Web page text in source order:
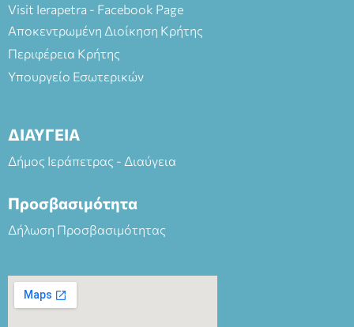
Visit Ierapetra - Facebook Page
Αποκεντρωμένη Διοίκηση Κρήτης
Περιφέρεια Κρήτης
Υπουργείο Εσωτερικών
ΔΙΑΥΓΕΙΑ
Δήμος Ιεράπετρας - Διαύγεια
Προσβασιμότητα
Δήλωση Προσβασιμότητας